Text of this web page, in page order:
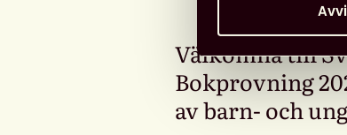
Välkomna till
Bokprovning
av barn- och